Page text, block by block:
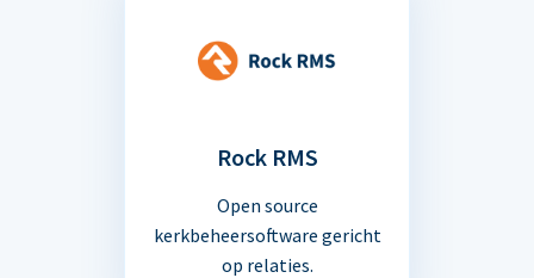
Rock RMS
Open source
kerkbeheersoftware gericht
op relaties.